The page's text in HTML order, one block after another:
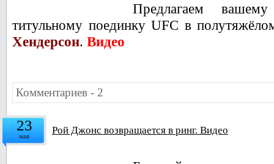
Предлагаем
титульному поединку UFC в
Хендерсон. Видео
Комментариев - 2
23
мая Рой Джонс возвращается в ринг. Видео